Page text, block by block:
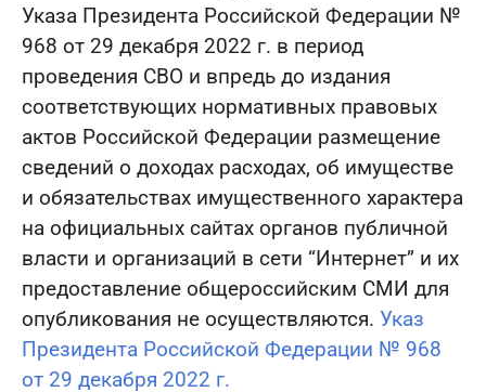
Указа Президента Российской Федерации №
968 от 29 декабря 2022 г. в период
проведения СВО и впредь до издания
соответствующих нормативных правовых
актов Российской Федерации размещение
сведений о доходах расходах, об имуществе
и обязательствах имущественного характера
на официальных сайтах органов публичной
власти и организаций в сети “Интернет” и их
предоставление общероссийским СМИ для
опубликования не осуществляются. Указ
Президента Российской Федерации № 968
от 29 декабря 2022 г.